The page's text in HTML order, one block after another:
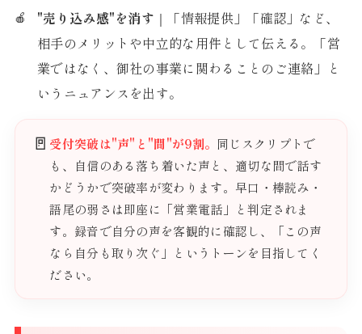
"売り込み感"を消す ｜「情報提供」「確認」など、
相手のメリットや中立的な用件として伝える。「営
業ではなく、御社の事業に関わることのご連絡」と
いうニュアンスを出す。
🚪 受付突破は"声"と"間"が9割。 同じスクリプトで
も、自信のある落ち着いた声と、適切な間で話す
かどうかで突破率が変わります。早口・棒読み・
語尾の弱さは即座に「営業電話」と判定されま
す。録音で自分の声を客観的に確認し、「この声
なら自分も取り次ぐ」というトーンを目指してく
ださい。